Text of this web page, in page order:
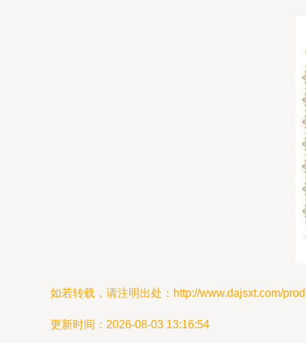
如若转载，请注明出处：http://www.dajsxt.com/
更新时间：2026-08-03 13:16:54